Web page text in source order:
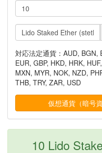
対応法定通貨：AUD, BGN,
EUR, GBP, HKD, HRK,
MXN, MYR, NOK, NZD,
THB, TRY, ZAR, USD
10 Lido